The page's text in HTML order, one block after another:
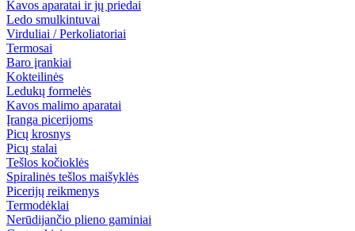
Kavos aparatai ir jų priedai
Ledo smulkintuvai
Virduliai / Perkoliatoriai
Termosai
Baro įrankiai
Kokteilinės
Ledukų formelės
Kavos malimo aparatai
Įranga picerijoms
Picų krosnys
Picų stalai
Tešlos kočioklės
Spiralinės tešlos maišyklės
Picerijų reikmenys
Termodėklai
Nerūdijančio plieno gaminiai